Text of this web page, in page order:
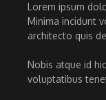
Lorem ipsum
Minima incidunt
architecto quis
Nobis atque id
voluptatibus